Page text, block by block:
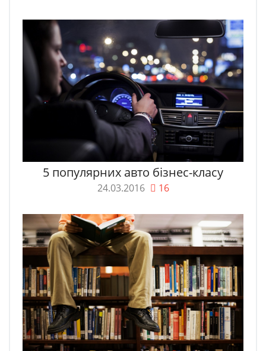
5 популярних авто бізнес-класу
24.03.2016 16